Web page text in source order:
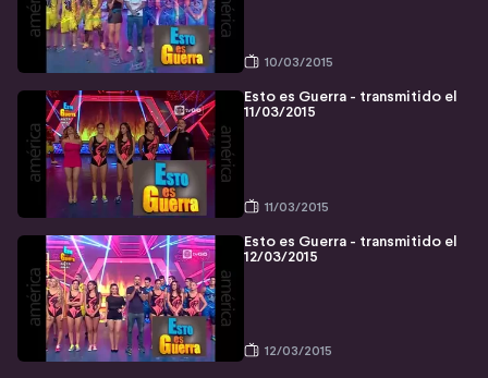
10/03/2015
Esto es Guerra - transmitido el
11/03/2015
11/03/2015
Esto es Guerra - transmitido el
12/03/2015
12/03/2015